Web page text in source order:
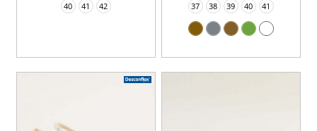
40 41 42 37 38 39 40 41